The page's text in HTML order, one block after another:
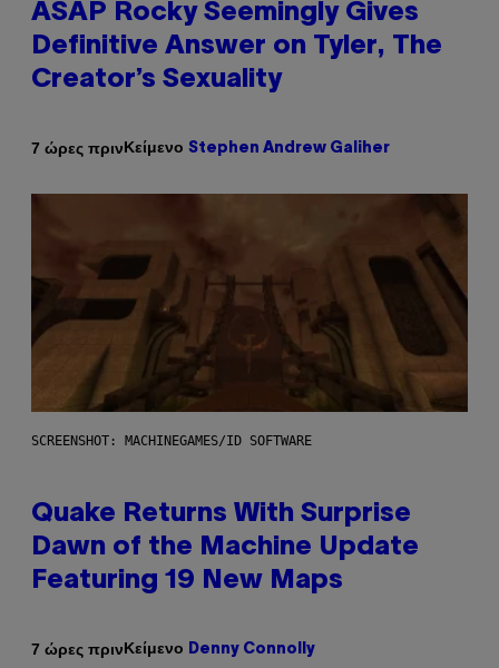
ASAP Rocky Seemingly Gives
Definitive Answer on Tyler, The
Creator’s Sexuality
7 ώρες πρινΚείμενο Stephen Andrew Galiher
SCREENSHOT: MACHINEGAMES/ID SOFTWARE
Quake Returns With Surprise
Dawn of the Machine Update
Featuring 19 New Maps
7 ώρες πρινΚείμενο Denny Connolly